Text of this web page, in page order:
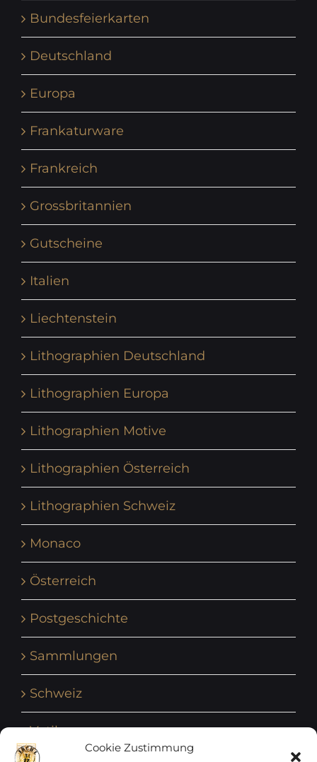
Cookie Zustimmung
Bundesfeierkarten
Deutschland
Europa
Frankaturware
Frankreich
Grossbritannien
Gutscheine
Italien
Liechtenstein
Lithographien Deutschland
Lithographien Europa
Lithographien Motive
Lithographien Österreich
Lithographien Schweiz
Monaco
Österreich
Postgeschichte
Sammlungen
Schweiz
Vatikan